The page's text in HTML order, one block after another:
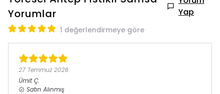
Yorumlar
Yap
1 değerlendirmeye göre
27 Temmuz 2026
ÜmitÇ.
Satın Alınmış